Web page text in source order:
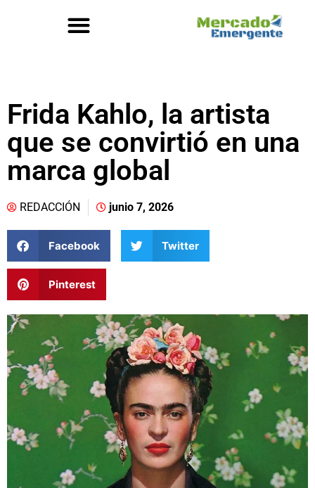
Frida Kahlo, la artista
que se convirtió en una
marca global
REDACCIÓN junio 7, 2026
Facebook Twitter
Pinterest